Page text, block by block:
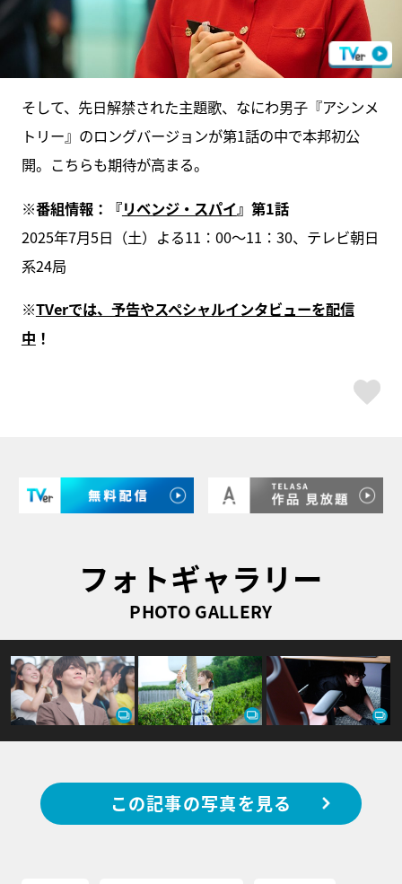
そして、先日解禁された主題歌、なにわ男子『アシンメ
トリー』のロングバージョンが第1話の中で本邦初公
開。こちらも期待が高まる。
※番組情報：『リベンジ・スパイ』第1話
2025年7月5日（土）よる11：00～11：30、テレビ朝日
系24局
※TVerでは、予告やスペシャルインタビューを配信
中 ！
フォトギャラリー
PHOTO GALLERY
この記事の写真を見る